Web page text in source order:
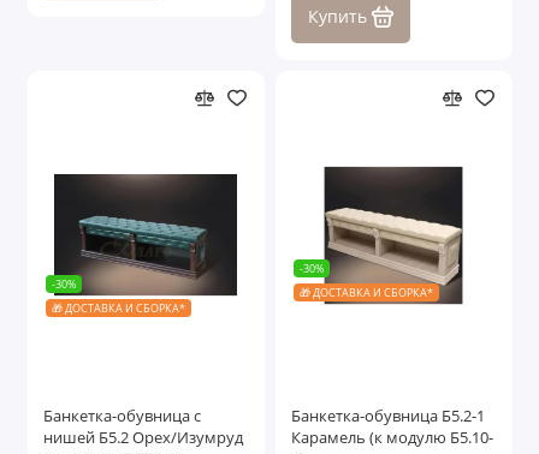
Купить
-30%
🎁 ДОСТАВКА И СБОРКА*
Банкетка-обувница с
нишей Б5.2 Орех/Изумруд
-30%
🎁 ДОСТАВКА И СБОРКА*
Банкетка-обувница Б5.2-1
Карамель (к модулю Б5.10-